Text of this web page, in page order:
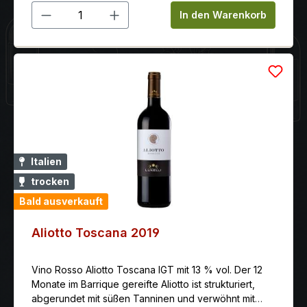
Produkt Anzahl: Gib denIn den Warenkorb
Italien
trocken
Bald ausverkauft
Aliotto Toscana 2019
Vino Rosso Aliotto Toscana IGT mit 13 % vol. Der 12
Monate im Barrique gereifte Aliotto ist strukturiert,
abgerundet mit süßen Tanninen und verwöhnt mit